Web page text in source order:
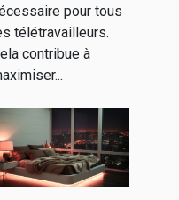
pour tous
télétravailleurs.
contribue à